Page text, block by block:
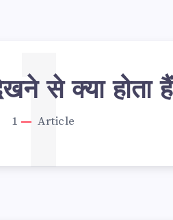
से क्या होता हैं
1 Article
1